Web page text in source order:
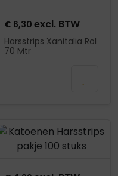
€ 6,30 excl. BTW
Harsstrips Xanitalia Rol
70 Mtr
openen